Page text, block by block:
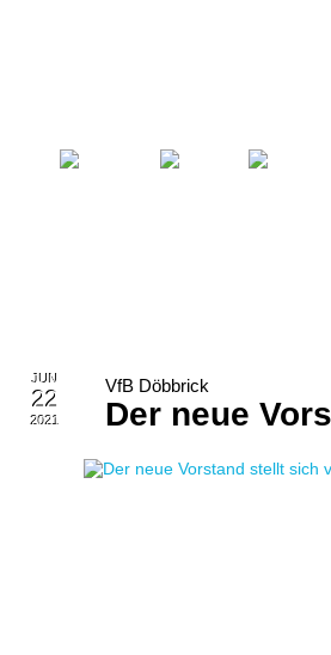
JUN
22
2021
VfB Döbbrick
Der neue